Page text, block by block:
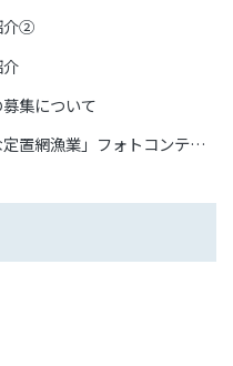
介②
集について
置網漁業」フォトコンテス